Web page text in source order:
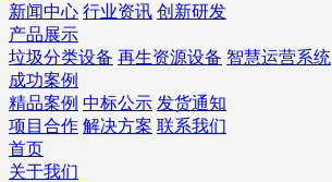
新闻中心 行业资讯 创新研发
产品展示
垃圾分类设备 再生资源设备 智慧运营系统
成功案例
精品案例 中标公示 发货通知
项目合作 解决方案 联系我们
首页
关于我们